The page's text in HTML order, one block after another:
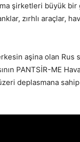
şirketleri büyük
zırhlı araçlar,
aşina olan
PANTSİR-ME
deplasmana